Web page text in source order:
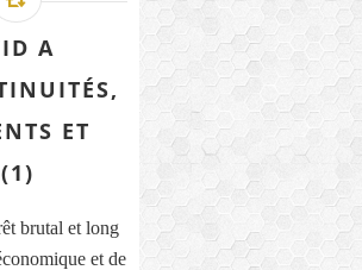
A
ET
brutal et long
et de